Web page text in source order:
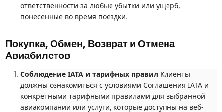
ответственности за любые убытки или ущерб,
понесенные во время поездки.
Покупка, Обмен, Возврат и Отмена
Авиабилетов
Соблюдение IATA и тарифных правил Клиенты
должны ознакомиться с условиями Соглашения IATA и
конкретными тарифными правилами для выбранной
авиакомпании или услуги, которые доступны на веб-